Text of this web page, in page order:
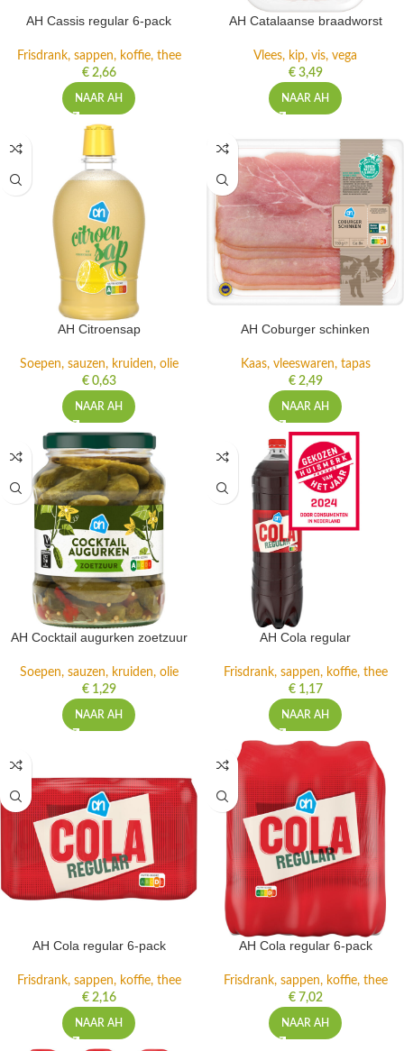
AH Cassis regular 6-pack
Frisdrank, sappen, koffie, thee
€2,66
NAAR AH
AH Catalaanse braadworst
Vlees, kip, vis, vega
€3,49
NAAR AH
AH Citroensap
Soepen, sauzen, kruiden, olie
€0,63
NAAR AH
AH Coburger schinken
Kaas, vleeswaren, tapas
€2,49
NAAR AH
AH Cocktail augurken zoetzuur
Soepen, sauzen, kruiden, olie
€1,29
NAAR AH
AH Cola regular
Frisdrank, sappen, koffie, thee
€1,17
NAAR AH
AH Cola regular 6-pack
Frisdrank, sappen, koffie, thee
€2,16
NAAR AH
AH Cola regular 6-pack
Frisdrank, sappen, koffie, thee
€7,02
NAAR AH